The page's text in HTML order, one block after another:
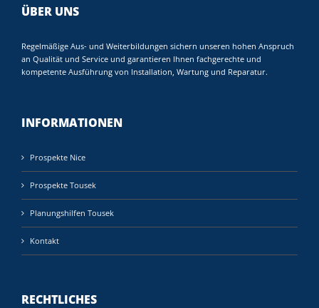
ÜBER UNS
Regelmäßige Aus- und Weiterbildungen sichern unseren hohen Anspruch
an Qualität und Service und garantieren Ihnen fachgerechte und
kompetente Ausführung von Installation, Wartung und Reparatur.
INFORMATIONEN
Prospekte Nice
Prospekte Tousek
Planungshilfen Tousek
Kontakt
RECHTLICHES